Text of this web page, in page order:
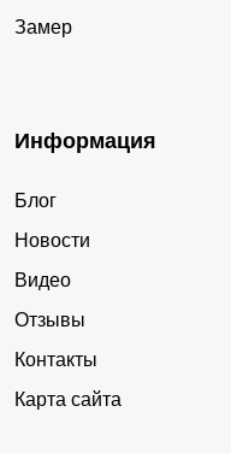
Замер
Информация
Блог
Новости
Видео
Отзывы
Контакты
Карта сайта